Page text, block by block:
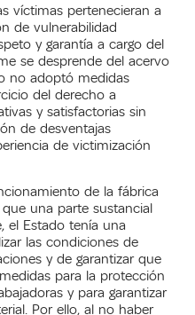
víctimas pertenecieran a
de vulnerabilidad
y garantía a cargo del
se desprende del acervo
no adoptó medidas
del derecho a
y satisfactorias sin
de desventajas
de victimización
de la fábrica
una parte sustancial
el Estado tenía una
las condiciones de
y de garantizar que
para la protección
y para garantizar
Por ello, al no haber